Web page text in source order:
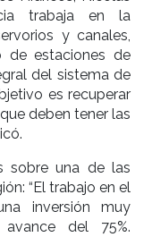
trabaja en la
y canales,
de estaciones de
del sistema de
es recuperar
deben tener las
sobre una de las
“El trabajo en el
inversión muy
del 75%.